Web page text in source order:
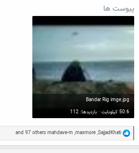
پیوست ها
Bandar Rig imge.jpg
50.6 کیلوبایت · بازدیدها: 112
R
a
SajjadKhati
,
maxmore
,
mahdave-m